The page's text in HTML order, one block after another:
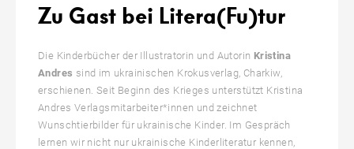
Zu Gast bei Litera(Fu)tur
Die Kinderbücher der Illustratorin und Autorin Kristina
Andres sind im ukrainischen Krokusverlag, Charkiw,
erschienen. Seit Beginn des Krieges unterstützt Kristina
Andres Verlagsmitarbeiter*innen und zeichnet
Wunschtierbilder für ukrainische Kinder. Im Gespräch
lernen wir nicht nur ukrainische Kinderliteratur kennen,